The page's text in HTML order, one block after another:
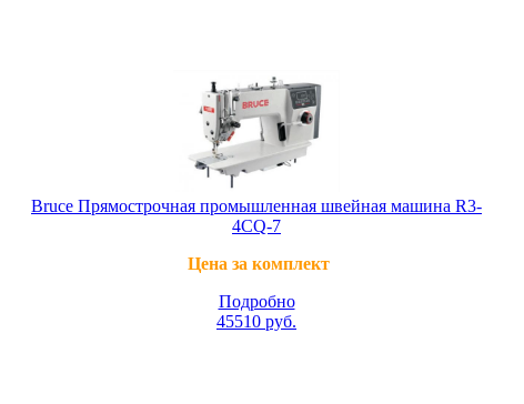
Bruce Прямострочная промышленная швейная машина R3-
4CQ-7
Цена за комплект
Подробно
45510 руб.